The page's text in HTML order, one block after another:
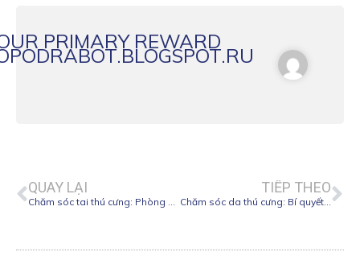
PRIMARY REWARD
QUAY LẠI
Chăm sóc tai thú cưng: Phòng ngừa và điều trị bệnh
TIẾP THEO
Chăm sóc da thú cưng: Bí quyết giữ lông mượt, da khỏe